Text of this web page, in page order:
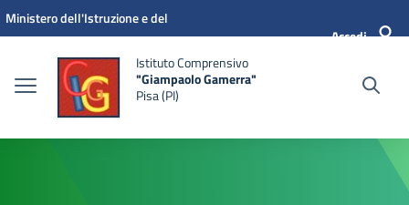
Vai ai contenuti
Vai al menu di navigazione
Vai al footer
Ministero dell'Istruzione e del
Accedi
Istituto Comprensivo
"Giampaolo Gamerra"
Pisa (PI)